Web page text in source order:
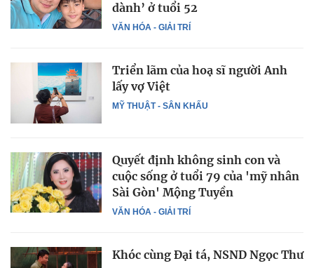
VĂN HÓA - GIẢI TRÍ
dành’ ở tuổi 52
MỸ THUẬT - SÂN KHẤU
Triển lãm của hoạ sĩ người Anh
lấy vợ Việt
VĂN HÓA - GIẢI TRÍ
Quyết định không sinh con và
cuộc sống ở tuổi 79 của 'mỹ nhân
Sài Gòn' Mộng Tuyền
Khóc cùng Đại tá, NSND Ngọc Thư